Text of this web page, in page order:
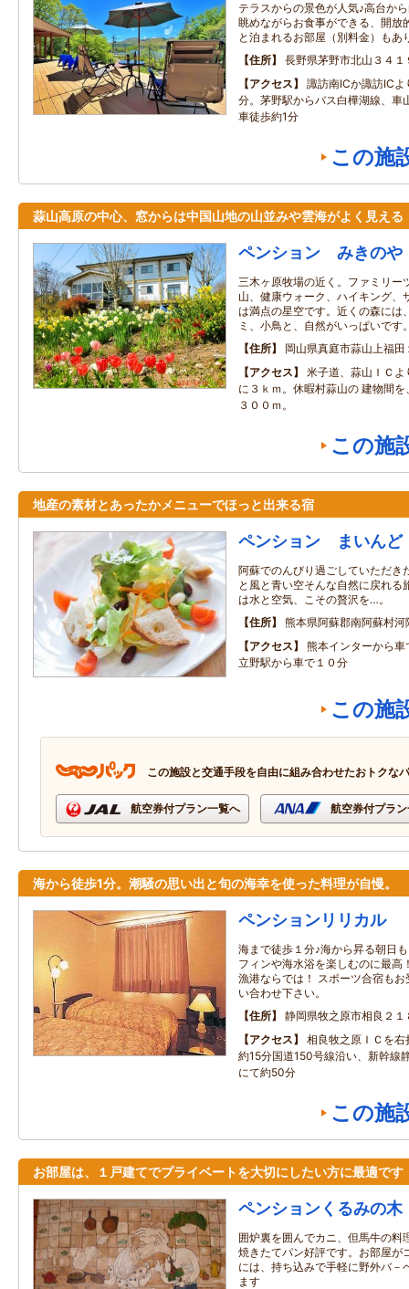
テラスからの景色が人気♪高台か
眺めながらお食事ができる、開放
と泊まれるお部屋（別料金）もあ
住所
長野県茅野市北山３４１
アクセス
諏訪南ICか諏訪IC
分。茅野駅からバス白樺湖線、車
車徒歩約1分
この施
蒜山高原の中心、窓からは中国山地の山並みや雲海がよく見える
ペンション みきのや
三木ヶ原牧場の近く。ファミリー
山、健康ウォーク、ハイキング、
は満点の星空です。近くの森には
ミ、小鳥と、自然がいっぱいです
住所
岡山県真庭市蒜山上福田
アクセス
米子道、蒜山ＩＣ
に３ｋｍ。休暇村蒜山の 建物間
３００ｍ。
この施
地産の素材とあったかメニューでほっと出来る宿
ペンション まいんど
阿蘇でのんびり過ごしていただき
と風と青い空そんな自然に戻れ
は水と空気、こその贅沢を…。
住所
熊本県阿蘇郡南阿蘇村
アクセス
熊本インターから
立野駅から車で１０分
この施
この施設と交通手段を自由に組み合わせたおトクな
航空券付プラン一覧へ 航空券付プラ
海から徒歩1分。潮騒の思い出と旬の海幸を使った料理が自慢。
ペンションリリカル
海まで徒歩１分♪海から昇る朝日
フィンや海水浴を楽しむのに最高
漁港ならでは！ スポーツ合宿も
い合わせ下さい。
住所
静岡県牧之原市相良２１
アクセス
相良牧之原ＩＣを
約15分国道150号線沿い、新幹線
にて約50分
この施
お部屋は、１戸建てでプライベートを大切にしたい方に最適です
ペンションくるみの木
囲炉裏を囲んでカニ、但馬牛の料
焼きたてパン好評です。お部屋が
には、持ち込みで手軽に野外バ－
ます